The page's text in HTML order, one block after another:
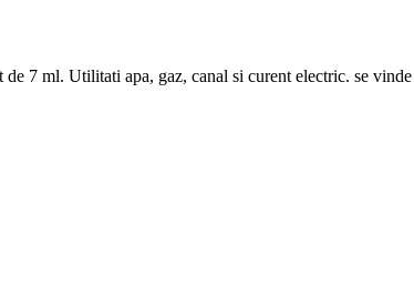
7 ml. Utilitati apa, gaz, canal si curent electric. se